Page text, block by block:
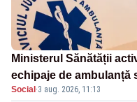
Ministerul Sănătății
echipaje de ambulanță
medicamente verificate
Social ·3 aug. 2026, 11:13